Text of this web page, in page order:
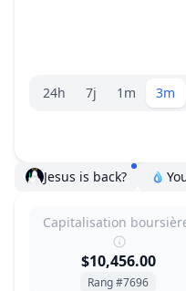
Sélecteur de plage.
24h 7j 1m 3m
Jesus is back?
Capitalisation
$10,456.00
Rang #7696